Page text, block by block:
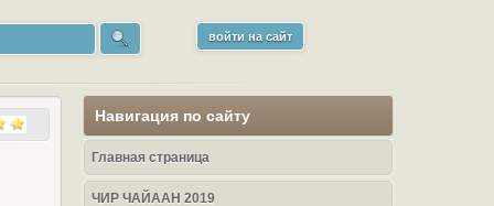
войти на сайт
Навигация по сайту
Главная страница
ЧИР ЧАЙААН 2019